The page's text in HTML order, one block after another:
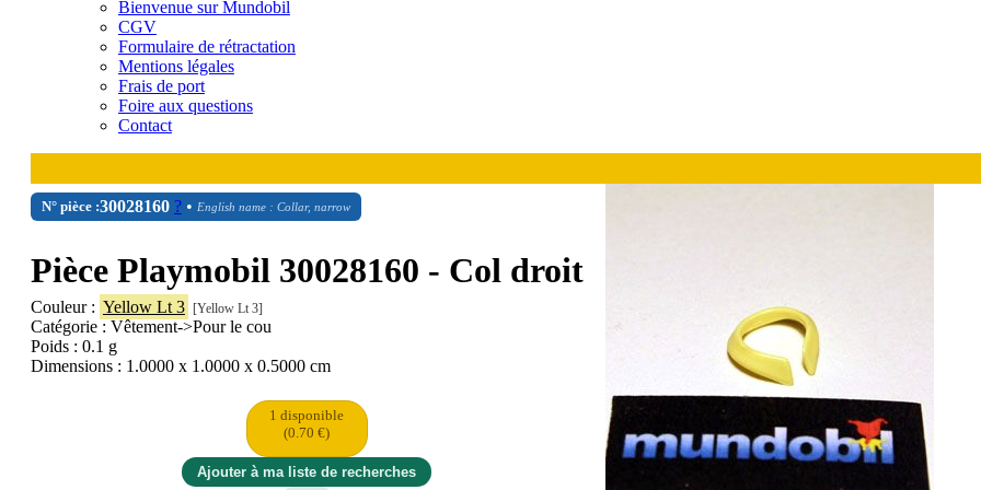
Bienvenue sur Mundobil
CGV
Formulaire de rétractation
Mentions légales
Frais de port
Foire aux questions
Contact
N° pièce :30028160 ?• English name : Collar, narrow
Pièce Playmobil 30028160 - Col droit
Couleur : Yellow Lt 3 [Yellow Lt 3]
Catégorie : Vêtement->Pour le cou
Poids : 0.1 g
Dimensions : 1.0000 x 1.0000 x 0.5000 cm
1 disponible
(0.70 €)